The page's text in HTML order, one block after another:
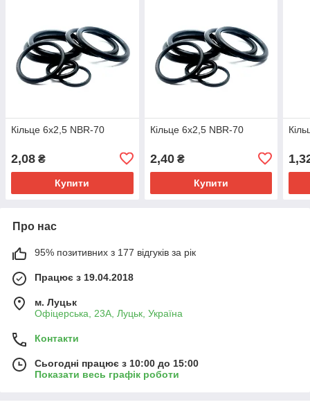
Кільце 6х2,5 NBR-70
2,08 ₴
Купити
Кільце 6х2,5 NBR-70
2,40₴
Купити
Про нас
95% позитивних з 177 відгуків за рік
Працює з 19.04.2018
м. Луцьк
Офіцерська, 23А, Луцьк, Україна
Контакти
Сьогодні працює з 10:00 до 15:00
Показати весь графік роботи